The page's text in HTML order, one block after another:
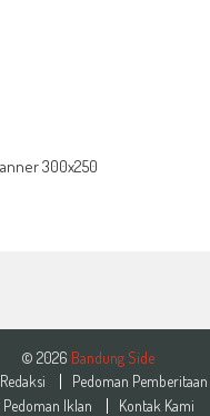
© 2026 Bandung Side
Redaksi
Pedoman
Pedoman Iklan
Kontak Kami